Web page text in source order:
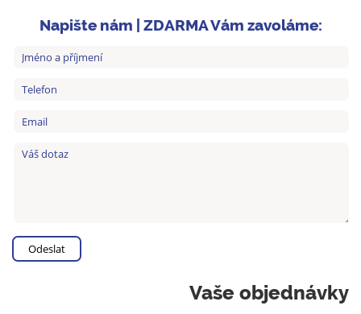
Napište nám | ZDARMA Vám zavoláme:
Vaše objednávky